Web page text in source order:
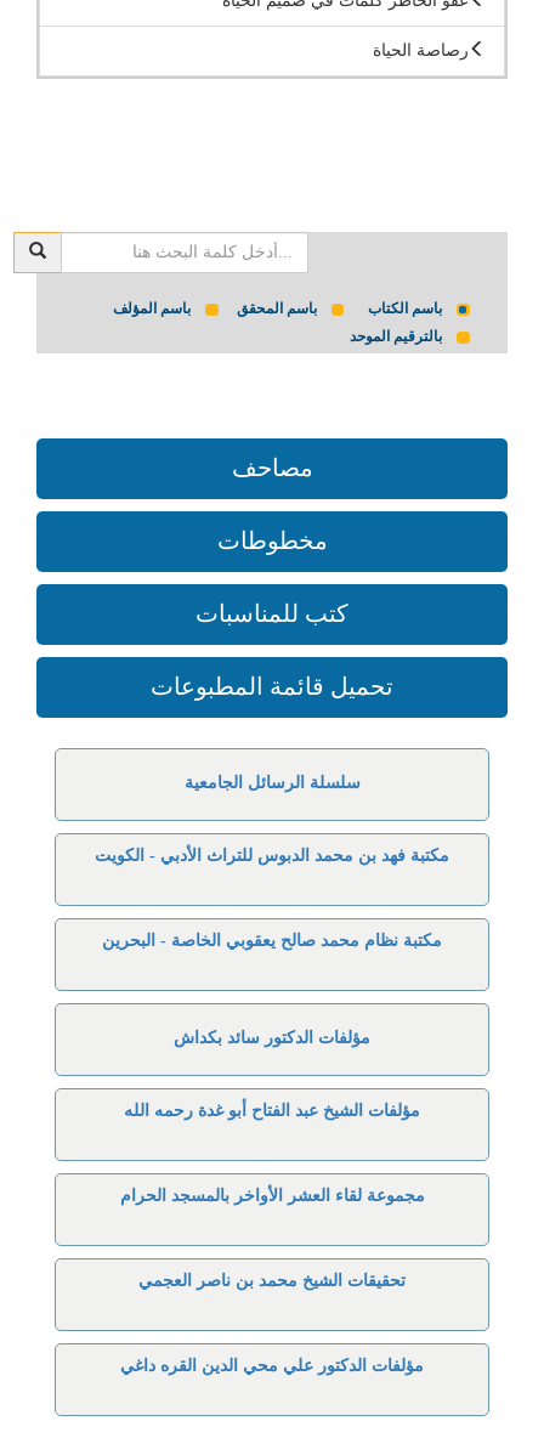
رصاصة الحياة
باسم الكتاب باسم المحقق
باسم المؤلف
بالترقيم الموحد
مصاحف
مخطوطات
كتب للمناسبات
تحميل قائمة المطبوعات
سلسلة الرسائل الجامعية
مكتبة فهد بن محمد الدبوس للتراث الأدبي - الكويت
مكتبة نظام محمد صالح يعقوبي الخاصة - البحرين
مؤلفات الدكتور سائد بكداش
مؤلفات الشيخ عبد الفتاح أبو غدة رحمه الله
مجموعة لقاء العشر الأواخر بالمسجد الحرام
تحقيقات الشيخ محمد بن ناصر العجمي
مؤلفات الدكتور علي محي الدين القره داغي